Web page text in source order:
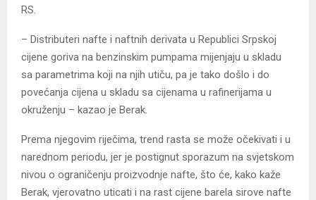
RS.
– Distributeri nafte i naftnih derivata u Republici Srpskoj
cijene goriva na benzinskim pumpama mijenjaju u skladu
sa parametrima koji na njih utiču, pa je tako došlo i do
povećanja cijena u skladu sa cijenama u rafinerijama u
okruženju – kazao je Berak.
Prema njegovim riječima, trend rasta se može očekivati i u
narednom periodu, jer je postignut sporazum na svjetskom
nivou o ograničenju proizvodnje nafte, što će, kako kaže
Berak, vjerovatno uticati i na rast cijene barela sirove nafte